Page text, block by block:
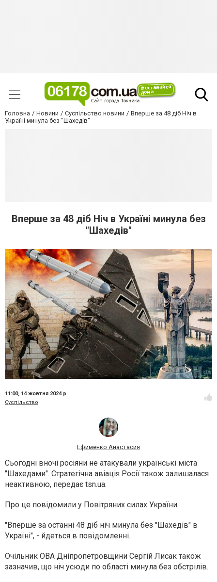
Головна Новини Суспільство новини
Вперше за 48 діб Ніч в
Україні минула без "Шахедів"
Вперше за 48 діб Ніч в Україні минула без
"Шахедів"
11:00, 14 жовтня 2024 р.
Суспільство
Ефименко Анастасия
Сьогодні вночі росіяни не атакували українські міста
"Шахедами". Стратегічна авіація Росії також залишалася
неактивною, передає tsn.ua.
Про це повідомили у Повітряних силах України.
"Вперше за останні 48 діб ніч минула без "Шахедів" в
Україні", - йдеться в повідомленні.
Очільник ОВА Дніпропетровщини Сергій Лисак також
зазначив, що ніч усюди по області минула без обстрілів.